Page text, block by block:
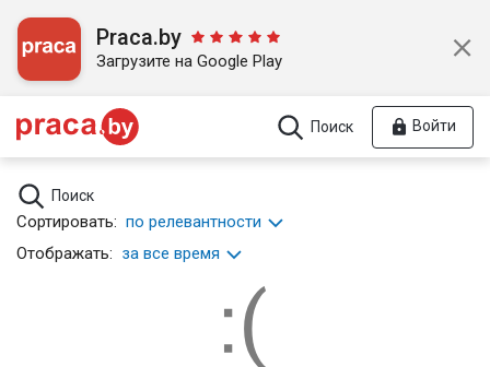
Praca.by
Загрузите на Google Play
Поиск Войти
Поиск
Сортировать: по релевантности
Отображать: за все время